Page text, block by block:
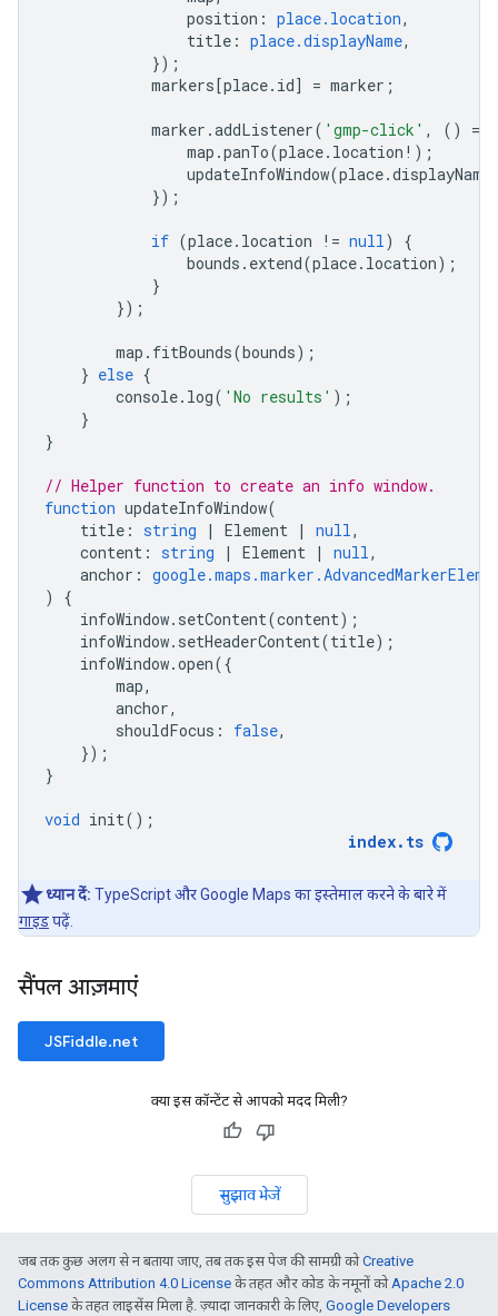
position : place.location,
title : place.displayName,
});
markers [place. id] = marker ;
marker .addListener( 'gmp-click' , () =
map .panTo(place. location ! );
updateInfoWindow(place.displayName
});
if (place. location != null)
{
bounds . extend(place. location);
}
});
map . fitBounds(bounds);
} else {
console. log( 'No results' );
}
}
// Helper function to create an info window.
function updateInfoWindow(
title : string | Element | null,
content : string | Element | null,
anchor :
)
{
infoWindow. setContent(content);
infoWindow. setHeaderContent(title);
infoWindow.open({
map,
anchor,
shouldFocus : false,
});
}
void init();
index. ts
ध्यान दें: TypeScript और Google Maps का इस्तेमाल करने के बारे में
गाइडपढ़ें.
सैंपल आज़माएं
JSFiddle.net
क्या इस कॉन्टेंट से आपको मदद मिली?
सुझाव भेजें
जब तक कुछ अलग से न बताया जाए, तब तक इस पेज की सामग्री कोCreative
Commons Attribution 4.0 License के तहत और कोड के नमूनों कोApache 2.0
License के तहत लाइसेंस मिला है. ज़्यादा जानकारी के लिए, Google Developers